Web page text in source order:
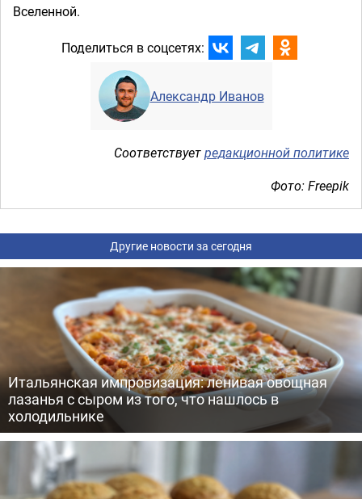
Вселенной.
Поделиться в соцсетях:
Александр Иванов
Соответствуетредакционной политике
Фото: Freepik
Другие новости за сегодня
Итальянская импровизация: ленивая овощная
лазанья с сыром из того, что нашлось в
холодильнике